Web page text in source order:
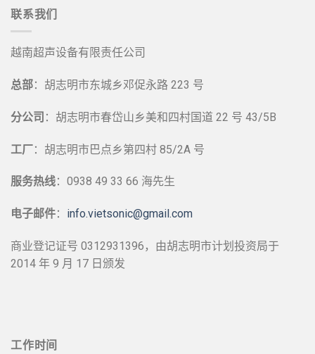
联系我们
越南超声设备有限责任公司
总部：胡志明市东城乡邓促永路 223 号
分公司 ：胡志明市春岱山乡美和四村国道 22 号 43/5B
工厂：胡志明市巴点乡第四村 85/2A 号
服务热线：0938 49 33 66 海先生
电子邮件： info.vietsonic@gmail.com
商业登记证号 0312931396，由胡志明市计划投资局于
2014 年 9 月 17 日颁发
工作时间